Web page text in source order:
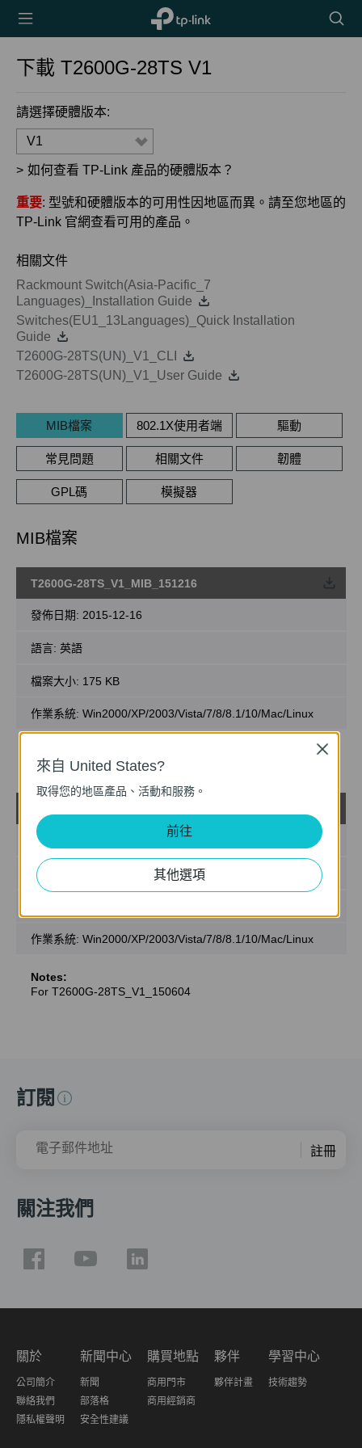
TP-Link,
Reliably
搜
尋
下載 T2600G-28TS V1
請選擇硬體版本:
V1
> 如何查看 TP-Link 產品的硬體版本？
重要: 型號和硬體版本的可用性因地區而異。請至您地區的
TP-Link 官網查看可用的產品。
相關文件
Rackmount Switch(Asia-Pacific_7
Languages)_Installation Guide
Switches(EU1_13Languages)_Quick Installation
Guide
T2600G-28TS(UN)_V1_CLI
T2600G-28TS(UN)_V1_User Guide
MIB檔案 802.1X使用者端 驅動
常見問題 相關文件 韌體
GPL碼 模擬器
MIB檔案
T2600G-28TS_V1_MIB_151216
發佈日期: 2015-12-16
語言: 英語
檔案大小: 175 KB
作業系統: Win2000/XP/2003/Vista/7/8/8.1/10/Mac/Linux
For T2600G-28TS_V1.
發佈日期:
語言:
作業系統: Win2000/XP/2003/Vista/7/8/8.1/10/Mac/Linux
Notes:
For T2600G-28TS_V1_150604
訂閱
電子郵件地址 註冊
關注我們
關於
公司簡介
聯絡我們
隱私權聲明
新聞中心
新聞
部落格
安全性建議
購買地點
商用門市
商用經銷商
夥伴
夥伴計畫
學習中心
技術趨勢
來自 United States?
取得您的地區產品、活動和服務。
前往
其他選項
Close